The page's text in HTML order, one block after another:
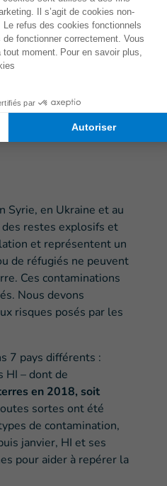
représente le bilan le
de mines artisanales
et en Syrie (887
guerre (2 038)
majoritairement des
Syrie, en Ukraine et au
restes explosifs et
et représentent un
de réfugiés ne peuvent
Ces contaminations
Nous devons
risques posés par les
7 pays différents :
HI – dont de
en 2018, soit
sortes ont été
de contamination,
janvier, HI et ses
pour aider à repérer la